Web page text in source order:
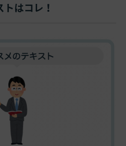
はコレ！